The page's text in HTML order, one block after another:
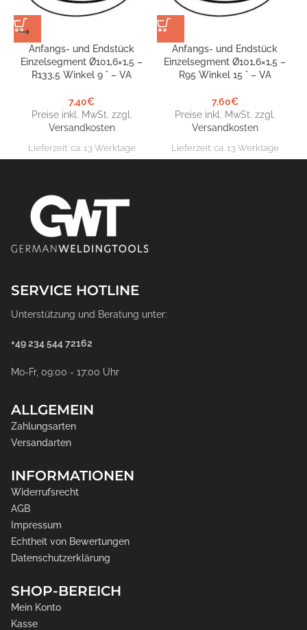
Anfangs- und Endstück
Einzelsegment Ø101,6×1,5 –
R133,5 Winkel 9 ° – VA
7,40€
Preise inkl. MwSt. zzgl.
Versandkosten
Lieferzeit: ca. 13 Werktage
Anfangs- und Endstück
Einzelsegment Ø101,6×1,5 –
R95 Winkel 15 ° – VA
7,60€
Preise inkl. MwSt. zzgl.
Versandkosten
Lieferzeit: ca. 13 Werktage
SERVICE HOTLINE
Unterstützung und Beratung unter:
+49 234 544 72162
Mo-Fr, 09:00 - 17:00 Uhr
ALLGEMEIN
Zahlungsarten
Versandarten
INFORMATIONEN
Widerrufsrecht
AGB
Impressum
Echtheit von Bewertungen
Datenschutzerklärung
SHOP-BEREICH
Mein Konto
Kasse